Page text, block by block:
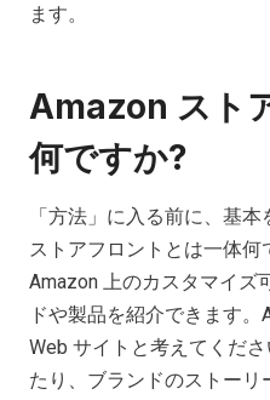
ます。
Amazon スト
何ですか?
「方法」に入る前に、基
ストアフロントとは一体何
Amazon 上のカスタマイズ
ドや製品を紹介できます
Web サイトと考えてくだ
たり、ブランドのストー